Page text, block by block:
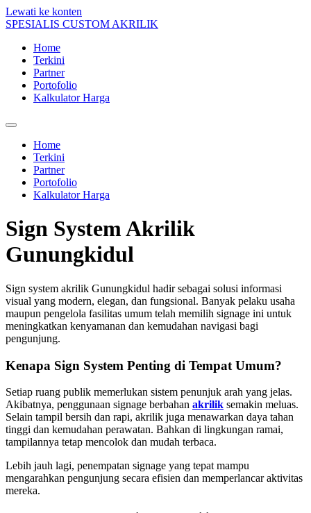
Lewati ke konten
SPESIALIS CUSTOM AKRILIK
Home
Terkini
Partner
Portofolio
Kalkulator Harga
Home
Terkini
Partner
Portofolio
Kalkulator Harga
Sign System Akrilik
Gunungkidul
Sign system akrilik Gunungkidul hadir sebagai solusi informasi
visual yang modern, elegan, dan fungsional. Banyak pelaku usaha
maupun pengelola fasilitas umum telah memilih signage ini untuk
meningkatkan kenyamanan dan kemudahan navigasi bagi
pengunjung.
Kenapa Sign System Penting di Tempat Umum?
Setiap ruang publik memerlukan sistem penunjuk arah yang jelas.
Akibatnya, penggunaan signage berbahan akrilik semakin meluas.
Selain tampil bersih dan rapi, akrilik juga menawarkan daya tahan
tinggi dan kemudahan perawatan. Bahkan di lingkungan ramai,
tampilannya tetap mencolok dan mudah terbaca.
Lebih jauh lagi, penempatan signage yang tepat mampu
mengarahkan pengunjung secara efisien dan memperlancar aktivitas
mereka.